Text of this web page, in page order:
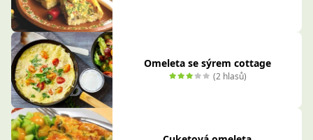
Omeleta se sýrem cottage
(2 hlasů)